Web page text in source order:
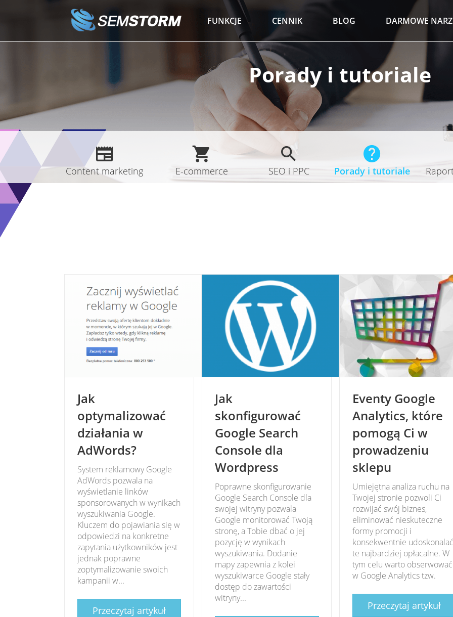
FUNKCJE CENNIK BLOG DARMOWE
Content marketing E-commerce SEO i PPC Porady i tutoriale
Porady i tutoriale
Jak
optymalizować
działania w
AdWords?
System reklamowy Google
AdWords pozwala na
wyświetlanie linków
sponsorowanych w wynikach
wyszukiwania Google.
Kluczem do pojawiania się w
odpowiedzi na konkretne
zapytania użytkowników jest
jednak poprawne
zoptymalizowanie swoich
kampanii w...
Przeczytaj artykuł
Jak
skonfigurować
Google Search
Console dla
Wordpress
Poprawne skonfigurowanie
Google Search Console dla
swojej witryny pozwala
Google monitorować Twoją
stronę, a Tobie dbać o jej
pozycję w wynikach
wyszukiwania. Dodanie
mapy zapewnia z kolei
wyszukiwarce Google stały
dostęp do zawartości
witryny...
Eventy Google
Analytics, które
pomogą Ci w
prowadzeniu
sklepu
Umiejętna analiza ruchu na
Twojej stronie pozwoli Ci
rozwijać swój biznes,
eliminować nieskuteczne
formy promocji i
konsekwentnie udoskonalać
te najbardziej opłacalne. W
tym celu warto obserwować
w Google Analytics tzw.
Przeczytaj artykuł